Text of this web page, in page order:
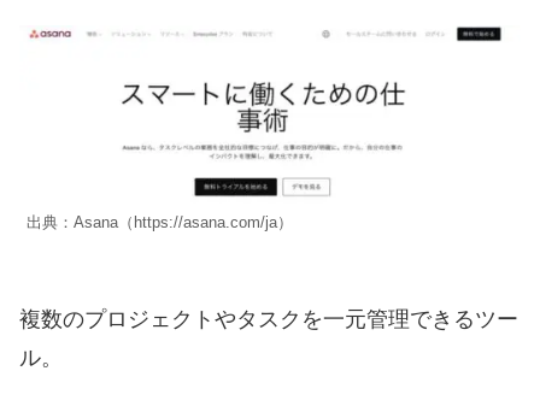
出典：Asana（https://asana.com/ja）
複数のプロジェクトやタスクを一元管理できるツー
ル。